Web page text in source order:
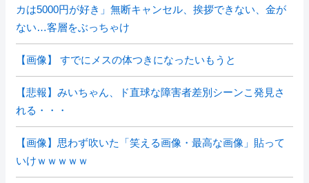
カは5000円が好き」無断キャンセル、挨拶できない、金が
ない…客層をぶっちゃけ
【画像】 すでにメスの体つきになったいもうと
【悲報】みいちゃん、ド直球な障害者差別シーンこ発見さ
れる・・・
【画像】思わず吹いた「笑える画像・最高な画像」貼って
いけｗｗｗｗｗ